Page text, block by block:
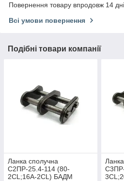
Повернення товару впродовж 14
Всі умови повернення
Подібні товари компанії
Ланка сполучна
С2ПР-25.4-114 (80-
2CL;16A-2CL) БАДМ